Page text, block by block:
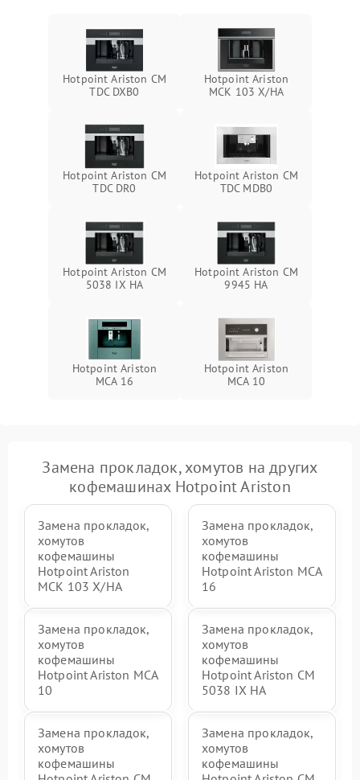
Hotpoint Ariston CM
TDC DXB0
Hotpoint Ariston
MCK 103 X/HA
Hotpoint Ariston CM
TDC DR0
Hotpoint Ariston CM
TDC MDB0
Hotpoint Ariston CM
5038 IX HA
Hotpoint Ariston CM
9945 HA
Hotpoint Ariston
MCA 16
Hotpoint Ariston
MCA 10
Замена прокладок, хомутов на других
кофемашинах Hotpoint Ariston
Замена прокладок,
хомутов
кофемашины
Hotpoint Ariston
MCK 103 X/HA
Замена прокладок,
хомутов
кофемашины
Hotpoint Ariston MCA
16
Замена прокладок,
хомутов
кофемашины
Hotpoint Ariston MCA
10
Замена прокладок,
хомутов
кофемашины
Hotpoint Ariston CM
5038 IX HA
Замена прокладок,
хомутов
кофемашины
Замена прокладок,
хомутов
кофемашины